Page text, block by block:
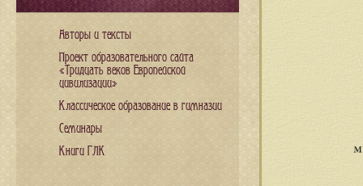
Авторы и тексты
Проект образовательного сайта
«Тридцать веков Европейской
цивилизации»
Классическое образование в гимназии
Семинары
Книги ГЛК